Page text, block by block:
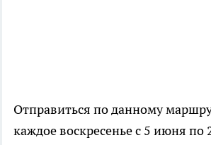
Отправиться по данному
каждое воскресенье с 5 июня по